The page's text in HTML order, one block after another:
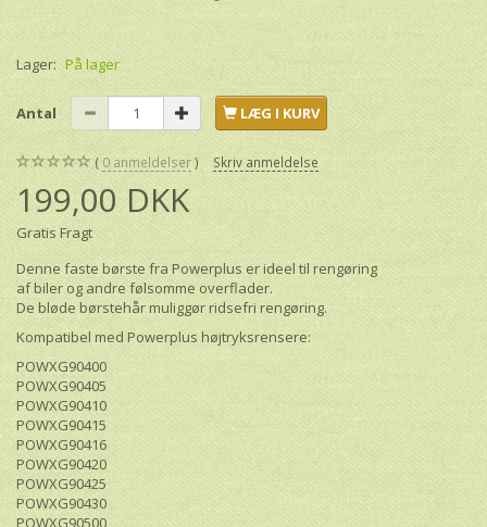
Lager: På lager
Antal LÆG I KURV
0 anmeldelser Skriv anmeldelse
199,00 DKK
Gratis Fragt
Denne faste børste fra Powerplus er ideel til rengøring
af biler og andre følsomme overflader.
De bløde børstehår muliggør ridsefri rengøring.
Kompatibel med Powerplus højtryksrensere:
POWXG90400
POWXG90405
POWXG90410
POWXG90415
POWXG90416
POWXG90420
POWXG90425
POWXG90430
POWXG90500